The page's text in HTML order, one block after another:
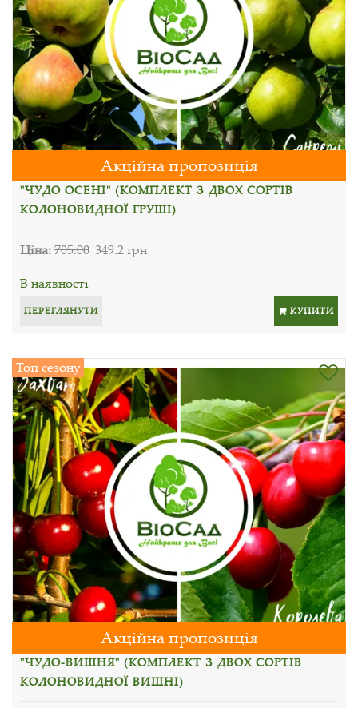
Акційна пропозиція
"ЧУДО ОСЕНІ" (КОМПЛЕКТ З ДВОХ СОРТІВ
КОЛОНОВИДНОЇ ГРУШІ)
Ціна:705.00 349.2 грн
В наявності
ПЕРЕГЛЯНУТИ КУПИТИ
Топ сезону
Акційна пропозиція
"ЧУДО-ВИШНЯ" (КОМПЛЕКТ З ДВОХ СОРТІВ
КОЛОНОВИДНОЇ ВИШНІ)